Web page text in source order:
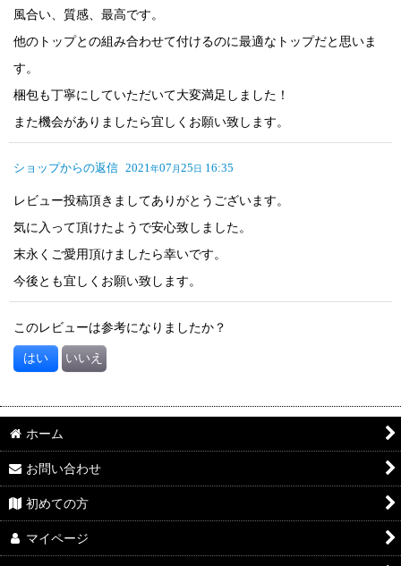
並び順
風合い、質感、最高です。
他のトップとの組み合わせて付けるのに最適なトップだと思いま
す。
梱包も丁寧にしていただいて大変満足しました！
また機会がありましたら宜しくお願い致します。
ショップからの返信 2021 年07 月25日 16:35
レビュー投稿頂きましてありがとうございます。
気に入って頂けたようで安心致しました。
末永くご愛用頂けましたら幸いです。
今後とも宜しくお願い致します。
このレビューは参考になりましたか？
はい いいえ
ホーム
お問い合わせ
初めての方
マイページ